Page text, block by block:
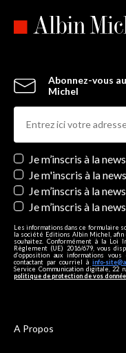
Abonnez-vous
Michel
Newsletters
Je m’inscris à la
Je m'inscris à la
Je m’inscris à la
Je m’inscris à la
Les informations dans ce
la société Editions Albin Michel,
souhaitez. Conformément à la Loi
Règlement (UE) 2016/679, vous
d’opposition aux informations
contactant par courriel à info-
Service Communication digitale, 22
politique de protection de vos
A Propos